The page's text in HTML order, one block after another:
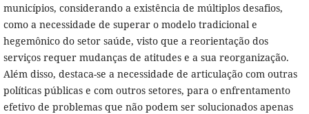
municípios, considerando a existência de múltiplos desafios,
como a necessidade de superar o modelo tradicional e
hegemônico do setor saúde, visto que a reorientação dos
serviços requer mudanças de atitudes e a sua reorganização.
Além disso, destaca-se a necessidade de articulação com outras
políticas públicas e com outros setores, para o enfrentamento
efetivo de problemas que não podem ser solucionados apenas